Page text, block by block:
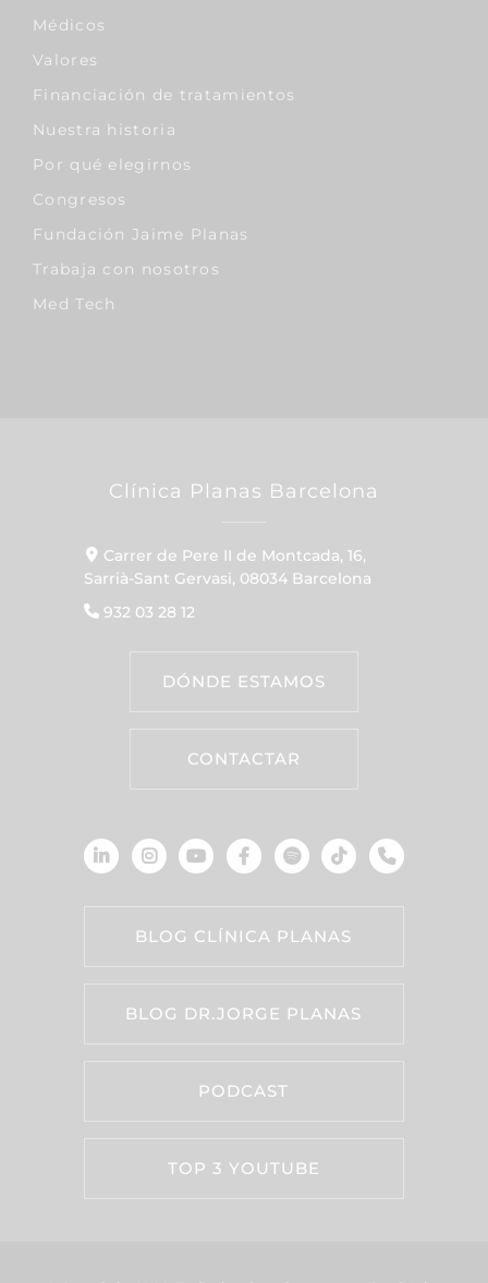
Médicos
Valores
Financiación de tratamientos
Nuestra historia
Por qué elegirnos
Congresos
Fundación Jaime Planas
Trabaja con nosotros
Med Tech
Clínica Planas Barcelona
Carrer de Pere II de Montcada, 16,
Sarrià-Sant Gervasi, 08034 Barcelona
932 03 28 12
DÓNDE ESTAMOS
CONTACTAR
BLOG CLÍNICA PLANAS
BLOG DR.JORGE PLANAS
PODCAST
TOP 3 YOUTUBE